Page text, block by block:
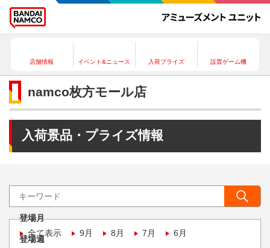
店舗情報 イベント&ニュース 入荷プライズ 設置ゲーム機
namco枚方モール店
入荷景品・プライズ情報
登場月
全て表示
9月 8月 7月 6月
登場週